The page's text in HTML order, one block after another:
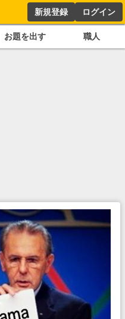
新規登録 ログイン
お題を出す 職人